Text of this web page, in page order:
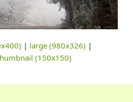
| large (980x326) |
(150x150)